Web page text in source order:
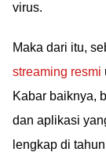
virus.
Maka dari itu,
streaming resmi
Kabar baiknya,
dan aplikasi
lengkap di